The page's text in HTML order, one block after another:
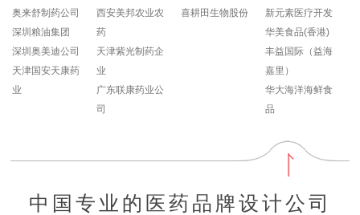
奥来舒制药公司
深圳粮油集团
深圳奥美迪公司
天津国安天康药
业
西安美邦农业农
药
天津紫光制药企
业
广东联康药业公
司
喜耕田生物股份
新元素医疗开发
华美食品(香港)
丰益国际（益海
嘉里）
华大海洋海鲜食
品
中国专业的医药品牌设计公司